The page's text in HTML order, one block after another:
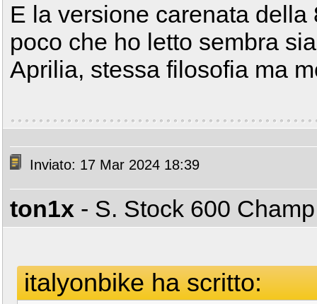
E la versione carenata
poco che ho letto sembra
Aprilia, stessa filosofia ma
Inviato: 17 Mar 2024 18:39
ton1x - S. Stock 600
italyonbike ha scritto: